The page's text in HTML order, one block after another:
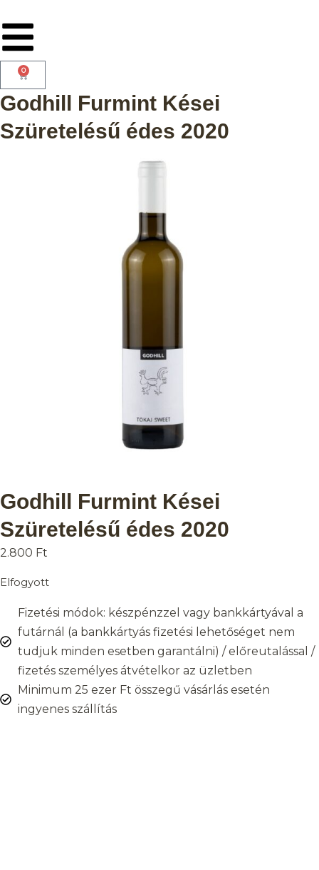
0
Godhill Furmint Kései
Szüretelésű édes 2020
Godhill Furmint Kései
Szüretelésű édes 2020
2.800 Ft
Elfogyott
Fizetési módok: készpénzzel vagy bankkártyával a
futárnál (a bankkártyás fizetési lehetőséget nem
tudjuk minden esetben garantálni) / előreutalással /
fizetés személyes átvételkor az üzletben
Minimum 25 ezer Ft összegű vásárlás esetén
ingyenes szállítás